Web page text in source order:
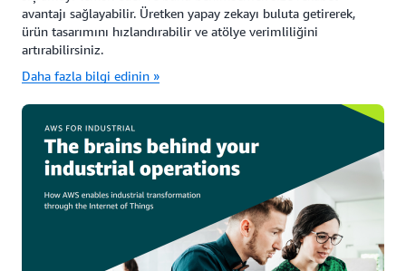
avantajı sağlayabilir. Üretken yapay zekayı buluta getirerek,
ürün tasarımını hızlandırabilir ve atölye verimliliğini
artırabilirsiniz.
Daha fazla bilgi edinin »